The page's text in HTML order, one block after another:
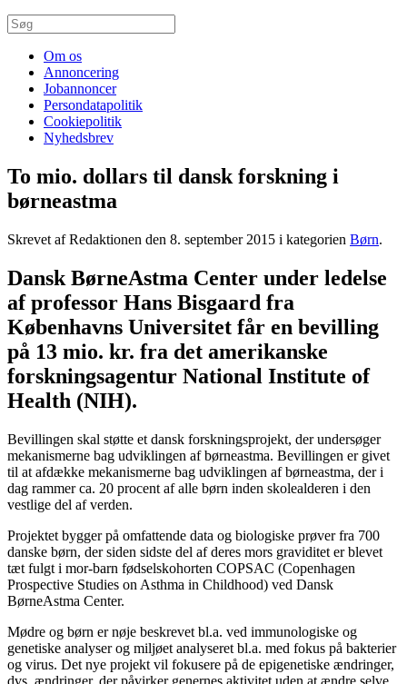
Om os
Annoncering
Jobannoncer
Persondatapolitik
Cookiepolitik
Nyhedsbrev
To mio. dollars til dansk forskning i
børneastma
Skrevet af Redaktionen den 8. september 2015 i kategorien Børn.
Dansk BørneAstma Center under ledelse
af professor Hans Bisgaard fra
Københavns Universitet får en bevilling
på 13 mio. kr. fra det amerikanske
forskningsagentur National Institute of
Health (NIH).
Bevillingen skal støtte et dansk forskningsprojekt, der undersøger
mekanismerne bag udviklingen af børneastma. Bevillingen er givet
til at afdække mekanismerne bag udviklingen af børneastma, der i
dag rammer ca. 20 procent af alle børn inden skolealderen i den
vestlige del af verden.
Projektet bygger på omfattende data og biologiske prøver fra 700
danske børn, der siden sidste del af deres mors graviditet er blevet
tæt fulgt i mor-barn fødselskohorten COPSAC (Copenhagen
Prospective Studies on Asthma in Childhood) ved Dansk
BørneAstma Center.
Mødre og børn er nøje beskrevet bl.a. ved immunologiske og
genetiske analyser og miljøet analyseret bl.a. med fokus på bakterier
og virus. Det nye projekt vil fokusere på de epigenetiske ændringer,
dvs. ændringer, der påvirker genernes aktivitet uden at ændre selve